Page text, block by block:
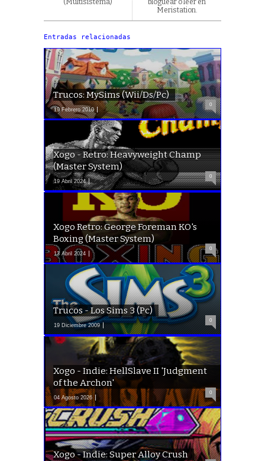
(Multisistema)
bloguear o leer en
Meristation.
Entradas relacionadas
Trucos: MySims (Wii/Ds/Pc)
19 Febrero 2010
0
Xogo - Retro: Heavyweight Champ
(Master System)
19 Abril 2024
0
Xogo Retro: George Foreman KO's
Boxing (Master System)
13 Abril 2024
0
Trucos - Los Sims 3 (Pc)
19 Diciembre 2009
0
Xogo - Indie: HellSlave II 'Judgment
of the Archon'
04 Agosto 2026
0
Xogo - Indie: Super Alloy Crush